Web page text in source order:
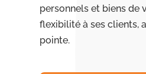
personnels et biens de
flexibilité à ses clients,
pointe.